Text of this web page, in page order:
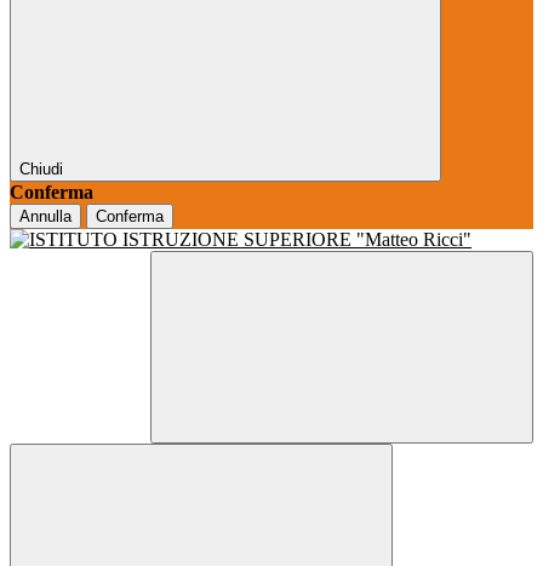
Chiudi
Conferma
Annulla Conferma